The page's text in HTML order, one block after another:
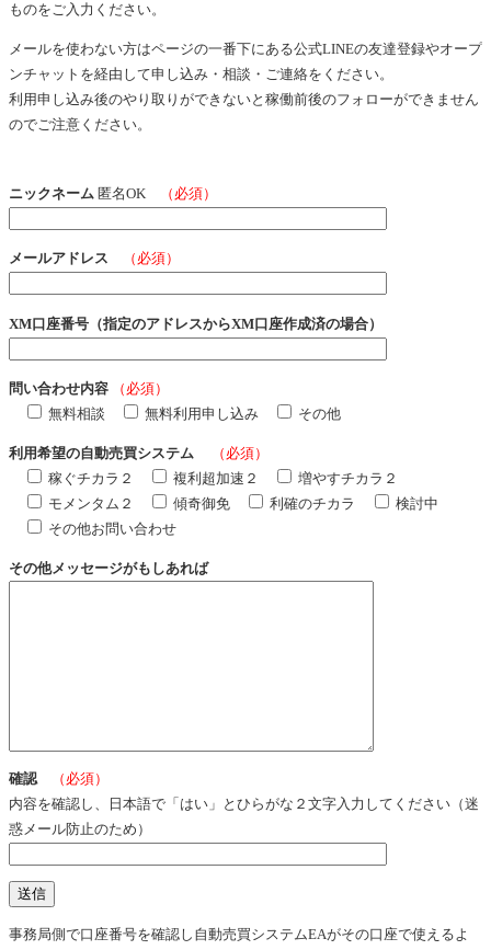
ものをご入力ください。
メールを使わない方はページの一番下にある公式LINEの友達登録やオープ
ンチャットを経由して申し込み・相談・ご連絡をください。
利用申し込み後のやり取りができないと稼働前後のフォローができません
のでご注意ください。
ニックネーム 匿名OK （必須）
メールアドレス （必須）
XM口座番号（指定のアドレスからXM口座作成済の場合）
問い合わせ内容
（必須）
無料相談
無料利用申し込み その他
利用希望の自動売買システム
（必須）
稼ぐチカラ２
複利超加速２
増やすチカラ２
モメンタム２
傾奇御免 利確のチカラ
検討中
その他お問い合わせ
その他メッセージがもしあれば
確認
（必須）
内容を確認し、日本語で「はい」とひらがな２文字入力してください（迷
惑メール防止のため）
事務局側で口座番号を確認し自動売買システムEAがその口座で使えるよ